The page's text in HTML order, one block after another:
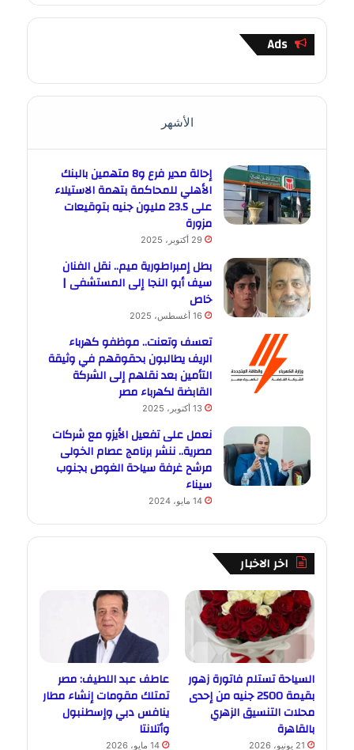
Ads
الأشهر
إحالة مدير فرع و8 متهمين بالبنك
الأهلي للمحاكمة بتهمة الاستيلاء
على 23.5 مليون جنيه بتوقيعات
مزورة
29 أكتوبر، 2025
بطل إمبراطورية ميم.. نقل الفنان
سيف أبو النجا إلى المستشفى |
خاص
16 أغسطس، 2025
تعسف وتعنت.. موظفو كهرباء
الريف يطالبون بحقوقهم في وثيقة
التأمين بعد نقلهم إلى الشركة
القابضة لكهرباء مصر
13 أكتوبر، 2025
نعمل على تفعيل الأيزو مع شركات
مصرية.. ننشر برنامج عصام الخولى
مرشح غرفة سياحة الغوص بجنوب
سيناء
14 مايو، 2024
اخر الاخبار
السياحة تستلم فاتورة زهور
بقيمة 2500 جنيه من إحدى
محلات التنسيق الزهري
بالقاهرة
21 يونيو، 2026
عاطف عبد اللطيف: مصر
تمتلك مقومات إنشاء مطار
ينافس دبي وإسطنبول
وأتلانتا
14 مايو، 2026